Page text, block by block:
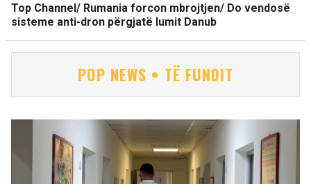
Top Channel/ Rumania forcon mbrojtjen/ Do vendosë
sisteme anti-dron përgjatë lumit Danub
POP NEWS • TË FUNDIT